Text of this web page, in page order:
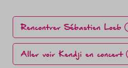
Rencontrer Sébastien Loeb
Aller voir Kendji en concert